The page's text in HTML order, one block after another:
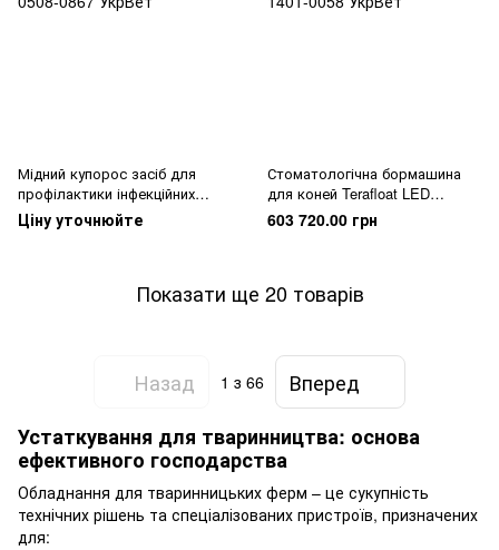
Мідний купорос засіб для
профілактики інфекційних
хвороб копит
Ціну уточнюйте
Стоматологічна бормашина
для коней Terafloat LED
Professional XS
603 720.00 грн
Показати ще 20 товарів
Назад 1 з 66
Вперед
Устаткування для тваринництва: основа
ефективного господарства
Обладнання для тваринницьких ферм – це сукупність
технічних рішень та спеціалізованих пристроїв, призначених
для: